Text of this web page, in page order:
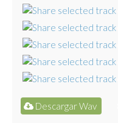
Descargar Wav